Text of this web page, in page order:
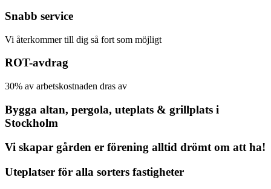
Snabb service
Vi återkommer till dig så fort som möjligt
ROT-avdrag
30% av arbetskostnaden dras av
Bygga altan, pergola, uteplats & grillplats i
Stockholm
Vi skapar gården er förening alltid drömt om att ha!
Uteplatser för alla sorters fastigheter